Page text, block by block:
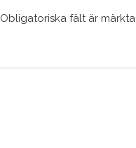
Obligatoriska fält är märkta